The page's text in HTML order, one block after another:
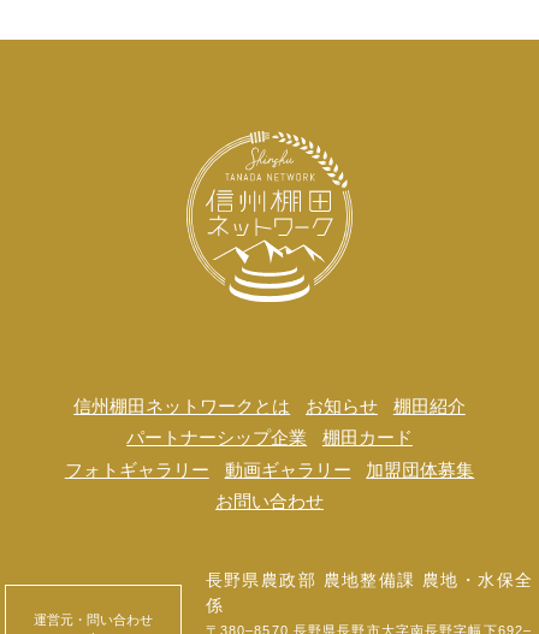
信州棚田ネットワークとは お知らせ
棚田紹介
パートナーシップ企業
棚田カード
フォトギャラリー
動画ギャラリー
加盟団体募集
お問い合わせ
運営元・問い合わせ
長野県農政部 農地整備課 農地・水保全
係
〒380‒8570 長野県長野市大字南長野字幅下692‒